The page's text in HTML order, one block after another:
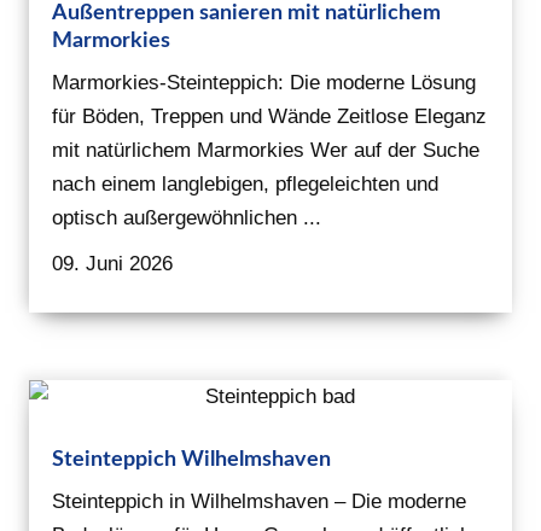
Außentreppen sanieren mit natürlichem
Marmorkies
Marmorkies-Steinteppich: Die moderne Lösung
für Böden, Treppen und Wände Zeitlose Eleganz
mit natürlichem Marmorkies Wer auf der Suche
nach einem langlebigen, pflegeleichten und
optisch außergewöhnlichen ...
09. Juni 2026
Steinteppich Wilhelmshaven
Steinteppich in Wilhelmshaven – Die moderne